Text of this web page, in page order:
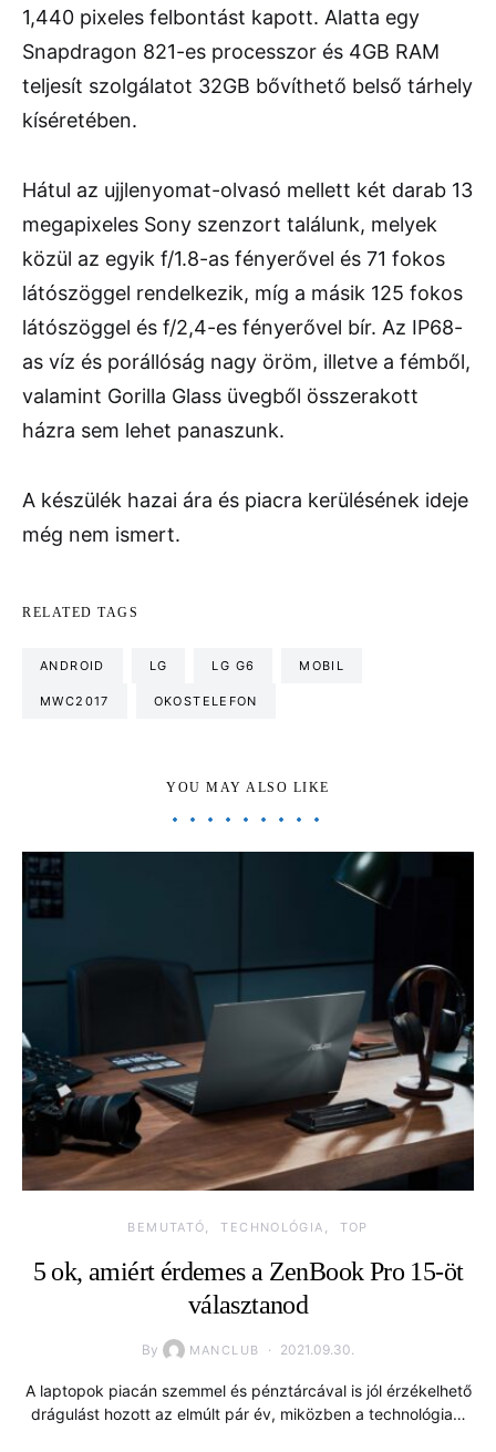
1,440 pixeles felbontást kapott. Alatta egy
Snapdragon 821-es processzor és 4GB RAM
teljesít szolgálatot 32GB bővíthető belső tárhely
kíséretében.
Hátul az ujjlenyomat-olvasó mellett két darab 13
megapixeles Sony szenzort találunk, melyek
közül az egyik f/1.8-as fényerővel és 71 fokos
látószöggel rendelkezik, míg a másik 125 fokos
látószöggel és f/2,4-es fényerővel bír. Az IP68-
as víz és porállóság nagy öröm, illetve a fémből,
valamint Gorilla Glass üvegből összerakott
házra sem lehet panaszunk.
A készülék hazai ára és piacra kerülésének ideje
még nem ismert.
RELATED TAGS
ANDROID LG LG G6 MOBIL
MWC2017 OKOSTELEFON
YOU MAY ALSO LIKE
BEMUTATÓ TECHNOLÓGIA TOP
5 ok, amiért érdemes a ZenBook Pro 15-öt
választanod
By MANCLUB 2021.09.30.
A laptopok piacán szemmel és pénztárcával is jól érzékelhető
drágulást hozott az elmúlt pár év, miközben a technológia…